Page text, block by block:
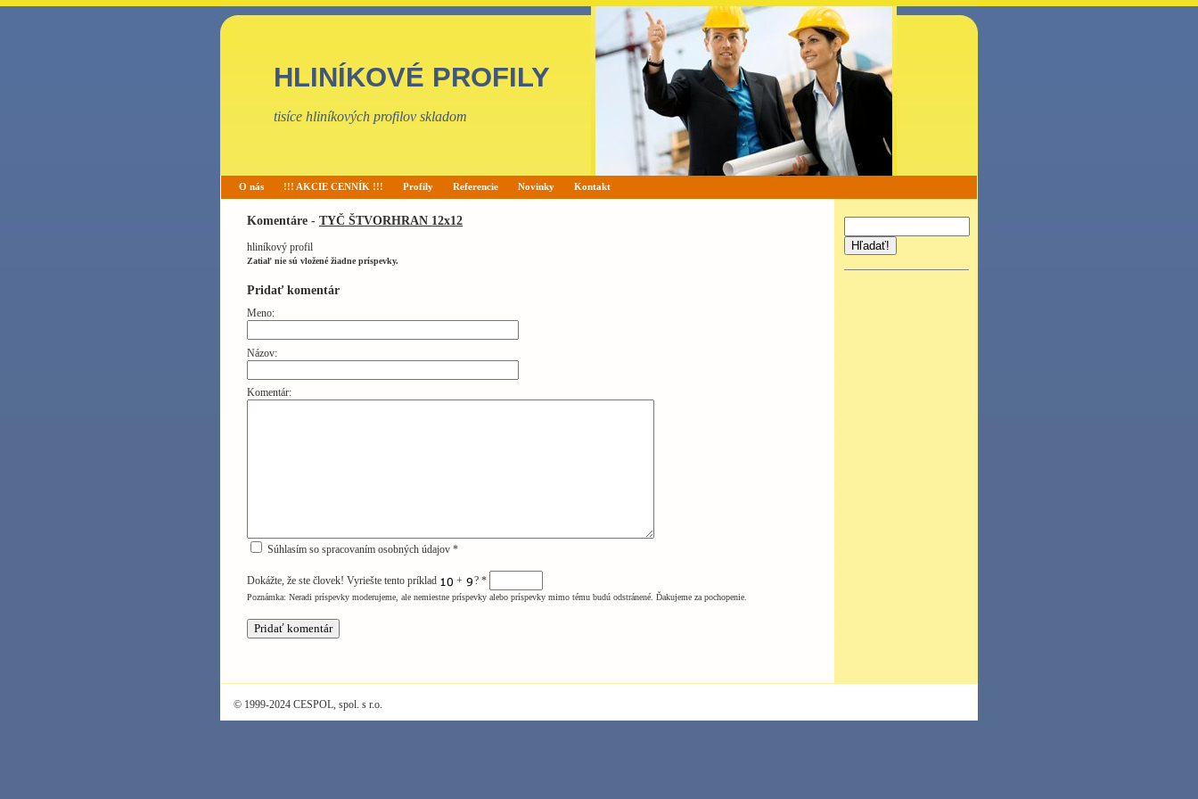
HLINÍKOVÉ PROFILY
tisíce hliníkových profilov skladom
O nás !!! AKCIE CENNÍK !!! Profily Referencie Novinky Kontakt
Komentáre - TYČ ŠTVORHRAN 12x12
hliníkový profil
Zatiaľ nie sú vložené žiadne príspevky.
Pridať komentár
Meno:
Názov:
Komentár:
Súhlasím so spracovaním osobných údajov *
Dokážte, že ste človek! Vyriešte tento príklad + ? *
Poznámka: Neradi príspevky moderujeme, ale nemiestne príspevky alebo príspevky mimo tému budú odstránené. Ďakujeme za pochopenie.
Hľadať!
© 1999-2024 CESPOL, spol. s r.o.